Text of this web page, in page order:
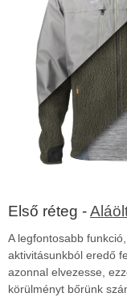
Első réteg -
A legfontosabb
aktivitásunkból eredő
azonnal elvezesse,
körülményt bőrünk